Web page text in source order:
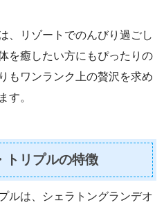
、リゾートでのんびり過ごし
を癒したい方にもぴったりの
もワンランク上の贅沢を求め
す。
トリプルの特徴
ルは、シェラトングランデオ